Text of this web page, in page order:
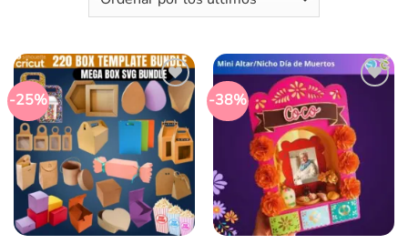
-25%
Añadir
a la
lista
de
deseos
-38%
deseos